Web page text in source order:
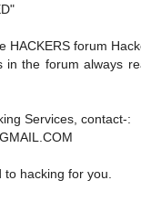
HACKERS forum
in the forum always
Services, contact-:
to hacking for you.